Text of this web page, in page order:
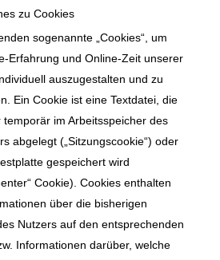
zu Cookies
sogenannte „Cookies“, um
Erfahrung und Online-Zeit unserer
auszugestalten und zu
Ein Cookie ist eine Textdatei, die
temporär im Arbeitsspeicher des
abgelegt („Sitzungscookie“) oder
gespeichert wird
Cookie). Cookies enthalten
über die bisherigen
Nutzers auf den entsprechenden
Informationen darüber, welche